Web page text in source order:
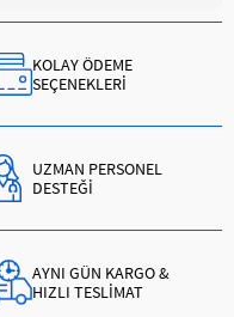
KOLAY ÖDEME
SEÇENEKLERİ
UZMAN PERSONEL
DESTEĞİ
AYNI GÜN KARGO &
HIZLI TESLİMAT